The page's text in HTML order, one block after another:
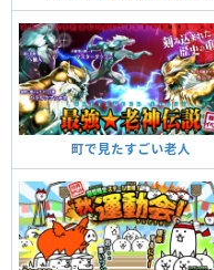
町で見たすごい老人